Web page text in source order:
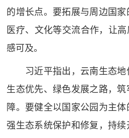
的增长点。要拓展与周边国家
医疗、文化等交流合作，让高
感可及。
习近平指出，云南生态
生态优先、绿色发展之路，
障。要健全以国家公园为主
强生态系统保护和修复，持